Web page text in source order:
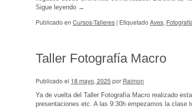
Sigue leyendo →
Publicado en Cursos-Talleres | Etiquetado Aves,
Taller Fotografía Macro
Publicado el 18 mayo, 2025 por Raimon
Ya de vuelta del Taller Fotografía Macro realizado
presentaciones etc. A las 9:30h empezamos la